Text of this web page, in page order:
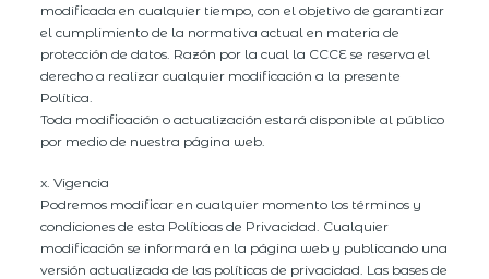
modificada en cualquier tiempo, con el objetivo de garantizar
el cumplimiento de la normativa actual en materia de
protección de datos. Razón por la cual la CCCE se reserva el
derecho a realizar cualquier modificación a la presente
Política.
Toda modificación o actualización estará disponible al público
por medio de nuestra página web.
x. Vigencia
Podremos modificar en cualquier momento los términos y
condiciones de esta Políticas de Privacidad. Cualquier
modificación se informará en la página web y publicando una
versión actualizada de las políticas de privacidad. Las bases de